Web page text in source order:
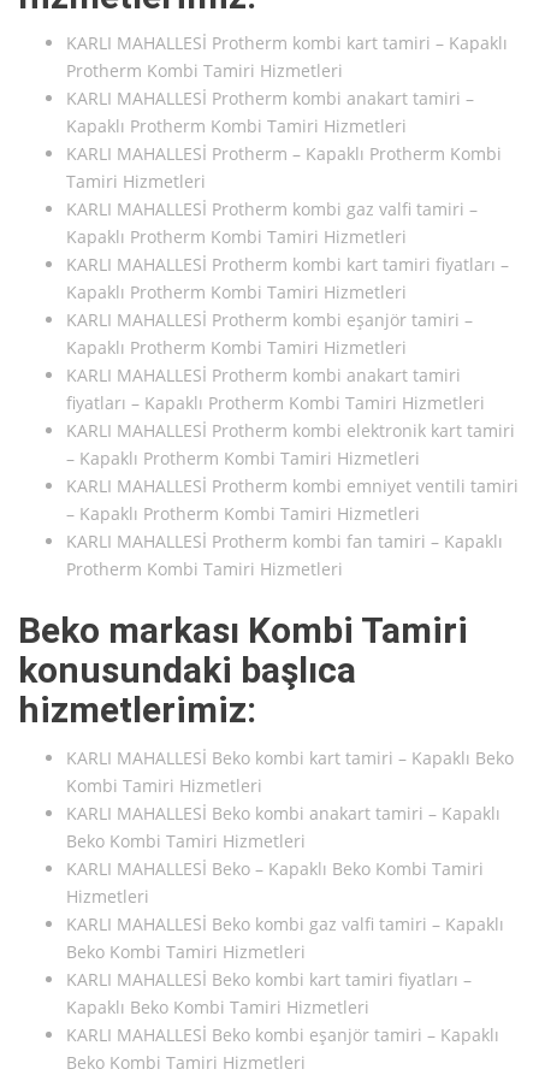
KARLI MAHALLESİ Protherm kombi kart tamiri – Kapaklı
Protherm Kombi Tamiri Hizmetleri
KARLI MAHALLESİ Protherm kombi anakart tamiri –
Kapaklı Protherm Kombi Tamiri Hizmetleri
KARLI MAHALLESİ Protherm – Kapaklı Protherm Kombi
Tamiri Hizmetleri
KARLI MAHALLESİ Protherm kombi gaz valfi tamiri –
Kapaklı Protherm Kombi Tamiri Hizmetleri
KARLI MAHALLESİ Protherm kombi kart tamiri fiyatları –
Kapaklı Protherm Kombi Tamiri Hizmetleri
KARLI MAHALLESİ Protherm kombi eşanjör tamiri –
Kapaklı Protherm Kombi Tamiri Hizmetleri
KARLI MAHALLESİ Protherm kombi anakart tamiri
fiyatları – Kapaklı Protherm Kombi Tamiri Hizmetleri
KARLI MAHALLESİ Protherm kombi elektronik kart tamiri
– Kapaklı Protherm Kombi Tamiri Hizmetleri
KARLI MAHALLESİ Protherm kombi emniyet ventili tamiri
– Kapaklı Protherm Kombi Tamiri Hizmetleri
KARLI MAHALLESİ Protherm kombi fan tamiri – Kapaklı
Protherm Kombi Tamiri Hizmetleri
Beko markası Kombi Tamiri
konusundaki başlıca
hizmetlerimiz:
KARLI MAHALLESİ Beko kombi kart tamiri – Kapaklı Beko
Kombi Tamiri Hizmetleri
KARLI MAHALLESİ Beko kombi anakart tamiri – Kapaklı
Beko Kombi Tamiri Hizmetleri
KARLI MAHALLESİ Beko – Kapaklı Beko Kombi Tamiri
Hizmetleri
KARLI MAHALLESİ Beko kombi gaz valfi tamiri – Kapaklı
Beko Kombi Tamiri Hizmetleri
KARLI MAHALLESİ Beko kombi kart tamiri fiyatları –
Kapaklı Beko Kombi Tamiri Hizmetleri
KARLI MAHALLESİ Beko kombi eşanjör tamiri – Kapaklı
Beko Kombi Tamiri Hizmetleri